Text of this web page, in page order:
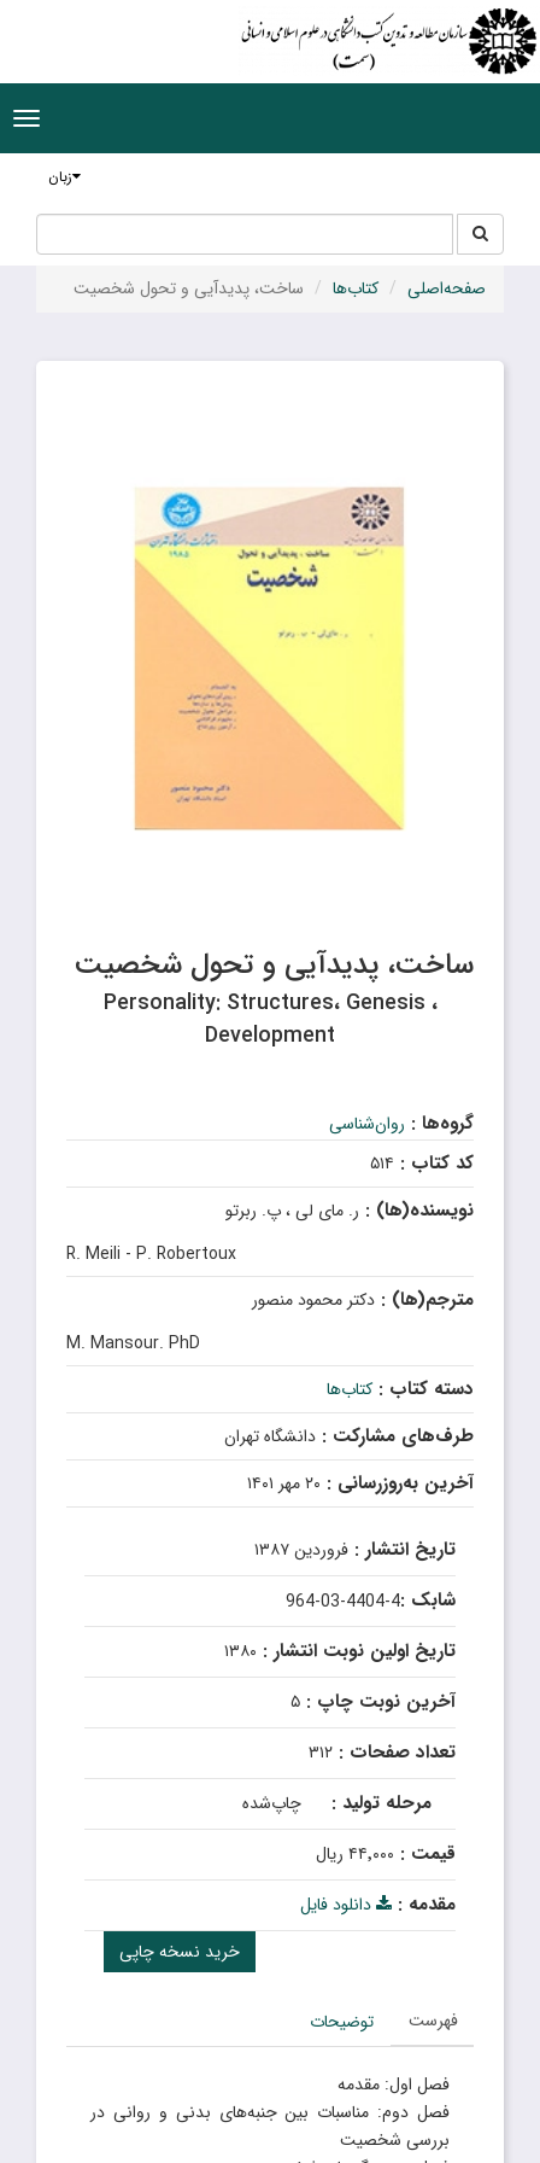
زبان
جستجو
در
سایت
صفحه‌اصلی کتاب‌ها ساخت، پدیدآیی و تحول شخصیت
ساخت، پدیدآیی و تحول شخصیت
Personality: Structures، Genesis ،
Development
گروه‌ها : روان‌شناسی
کد کتاب : ۵۱۴
نویسنده(ها) : ر. مای لی ، پ. ربرتو
R. Meili - P. Robertoux
مترجم(ها) : دکتر محمود منصور
M. Mansour. PhD
دسته کتاب : کتاب‌ها
طرف‌های مشارکت : دانشگاه تهران
آخرین به‌روزرسانی : ۲۰ مهر ۱۴۰۱
تاریخ انتشار : فروردین ۱۳۸۷
شابک :964-03-4404-4
تاریخ اولین نوبت انتشار : ۱۳۸۰
آخرین نوبت چاپ : ۵
تعداد صفحات : ۳۱۲
مرحله تولید : چاپ‌شده
قیمت : ۴۴٬۰۰۰ ریال
مقدمه :
دانلود فایل
خرید نسخه چاپی
فهرست توضیحات
فصل اول: مقدمه
فصل دوم: مناسبات بین جنبه‌های بدنی و روانی در
بررسی شخصیت